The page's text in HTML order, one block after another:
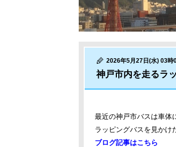
2026年5月27日(水) 03時
神戸市内を走るラ
最近の神戸市バスは車体
ラッピングバスを見かけ
ブログ記事はこちら